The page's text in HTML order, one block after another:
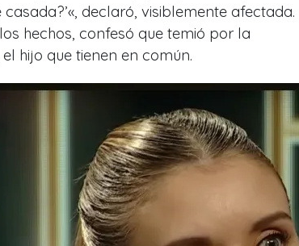
« , declaró, visiblemente afectada.
hechos, confesó que temió por la
hijo que tienen en común.